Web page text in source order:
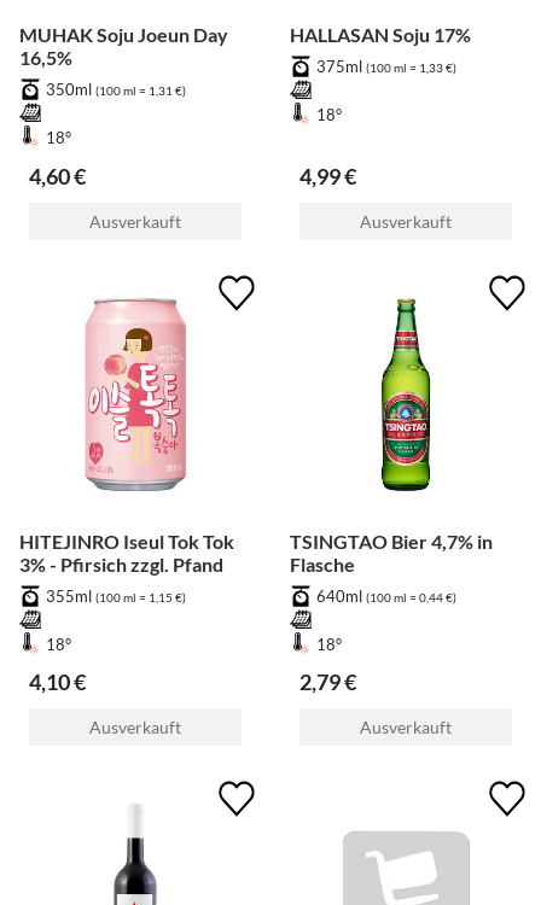
MUHAK Soju Joeun Day
16,5%
350ml (100 ml = 1,31 €)
18°
4,60 €
Ausverkauft
HALLASAN Soju 17%
375ml (100 ml = 1,33 €)
18°
4,99 €
Ausverkauft
HITEJINRO Iseul Tok Tok
3% - Pfirsich zzgl. Pfand
355ml (100 ml = 1,15 €)
18°
4,10 €
Ausverkauft
TSINGTAO Bier 4,7% in
Flasche
640ml (100 ml = 0,44 €)
18°
2,79 €
Ausverkauft